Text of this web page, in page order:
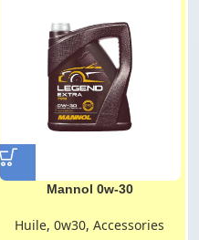
contre l'oxydation
et entretien régulier
Mannol
la combustion
Mannol 0w-30
Huile,0w30,Accessories